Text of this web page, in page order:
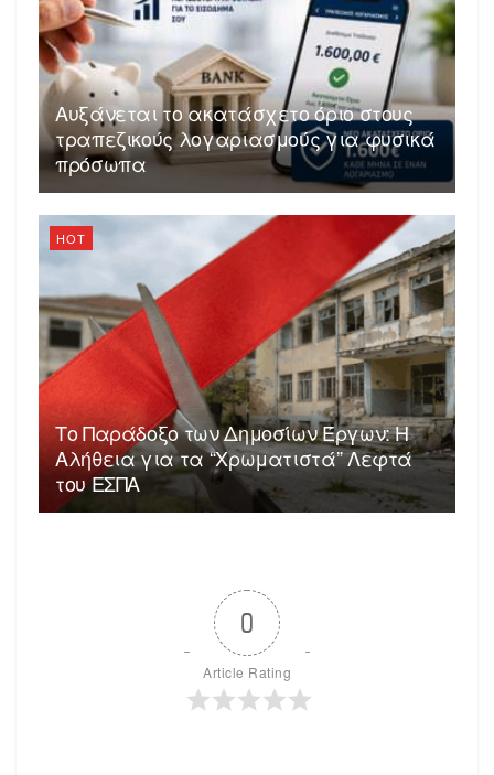
Αυξάνεται το ακατάσχετο όριο στους
τραπεζικούς λογαριασμούς για φυσικά
πρόσωπα
HOT
Το Παράδοξο των Δημοσίων Έργων: Η
Αλήθεια για τα “Χρωματιστά” Λεφτά
του ΕΣΠΑ
0
Article Rating